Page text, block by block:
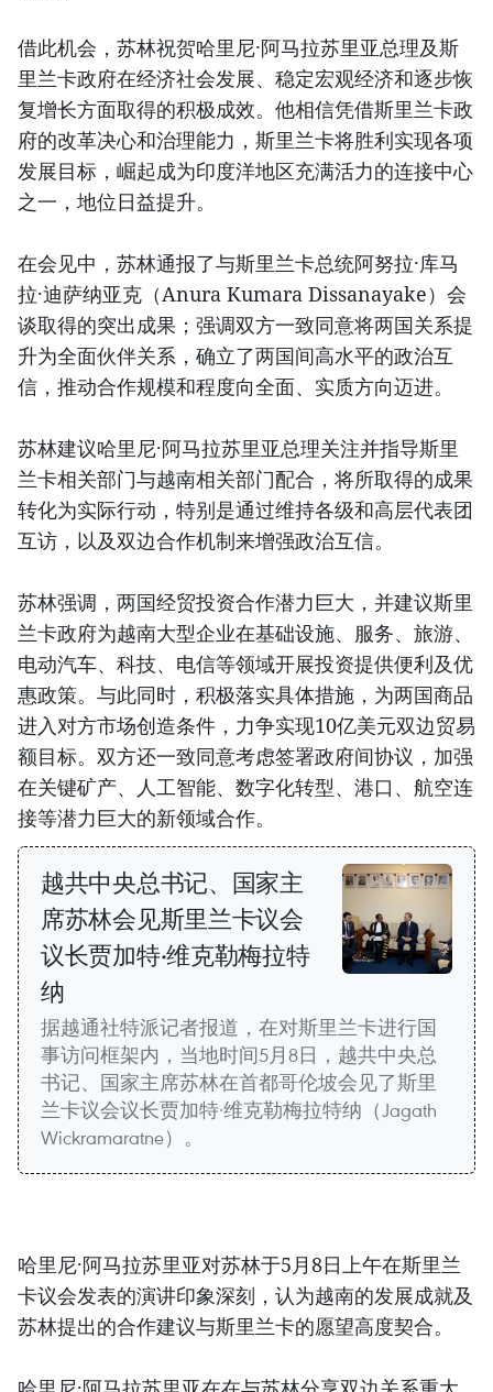
借此机会，苏林祝贺哈里尼·阿马拉苏里亚总理及斯
里兰卡政府在经济社会发展、稳定宏观经济和逐步恢
复增长方面取得的积极成效。他相信凭借斯里兰卡政
府的改革决心和治理能力，斯里兰卡将胜利实现各项
发展目标，崛起成为印度洋地区充满活力的连接中心
之一，地位日益提升。
在会见中，苏林通报了与斯里兰卡总统阿努拉·库马
拉·迪萨纳亚克（Anura Kumara Dissanayake）会
谈取得的突出成果；强调双方一致同意将两国关系提
升为全面伙伴关系，确立了两国间高水平的政治互
信，推动合作规模和程度向全面、实质方向迈进。
苏林建议哈里尼·阿马拉苏里亚总理关注并指导斯里
兰卡相关部门与越南相关部门配合，将所取得的成果
转化为实际行动，特别是通过维持各级和高层代表团
互访，以及双边合作机制来增强政治互信。
苏林强调，两国经贸投资合作潜力巨大，并建议斯里
兰卡政府为越南大型企业在基础设施、服务、旅游、
电动汽车、科技、电信等领域开展投资提供便利及优
惠政策。与此同时，积极落实具体措施，为两国商品
进入对方市场创造条件，力争实现10亿美元双边贸易
额目标。双方还一致同意考虑签署政府间协议，加强
在关键矿产、人工智能、数字化转型、港口、航空连
接等潜力巨大的新领域合作。
越共中央总书记、国家主
席苏林会见斯里兰卡议会
议长贾加特·维克勒梅拉特
纳
据越通社特派记者报道，在对斯里兰卡进行国
事访问框架内，当地时间5月8日，越共中央总
书记、国家主席苏林在首都哥伦坡会见了斯里
兰卡议会议长贾加特·维克勒梅拉特纳（Jagath
Wickramaratne）。
哈里尼·阿马拉苏里亚对苏林于5月8日上午在斯里兰
卡议会发表的演讲印象深刻，认为越南的发展成就及
苏林提出的合作建议与斯里兰卡的愿望高度契合。